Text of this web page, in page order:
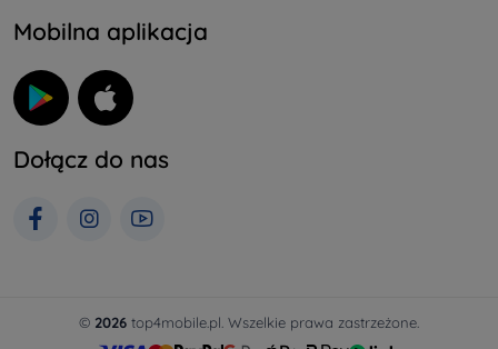
Mobilna aplikacja
Dołącz do nas
© 2026 top4mobile.pl. Wszelkie prawa zastrzeżone.